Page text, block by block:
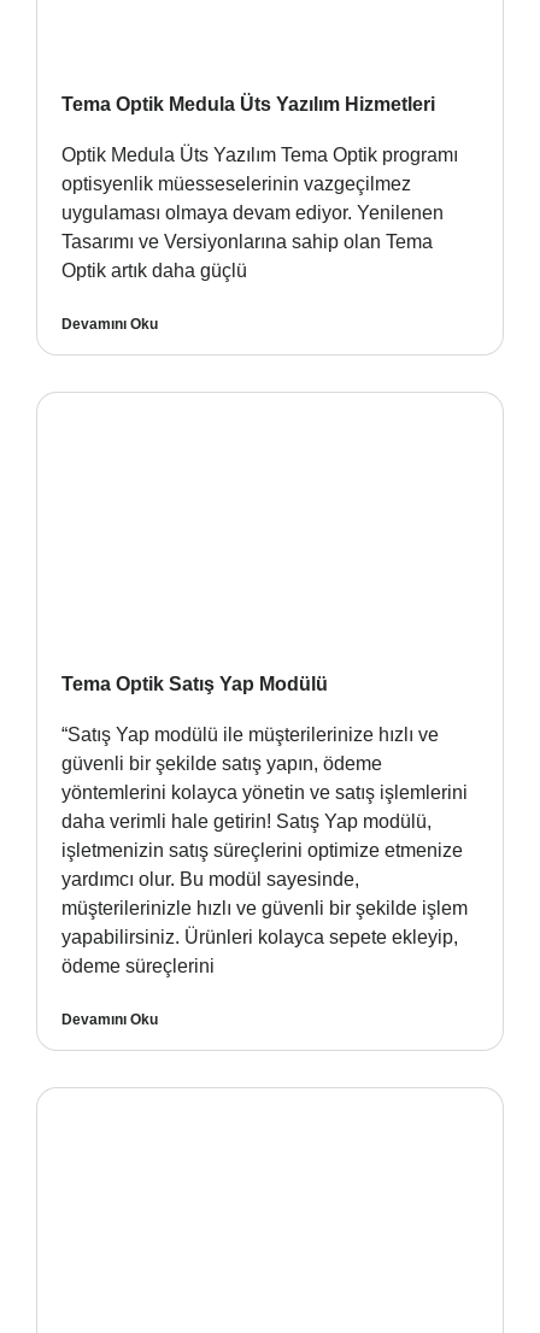
Tema Optik Medula Üts Yazılım Hizmetleri
Optik Medula Üts Yazılım Tema Optik programı
optisyenlik müesseselerinin vazgeçilmez
uygulaması olmaya devam ediyor. Yenilenen
Tasarımı ve Versiyonlarına sahip olan Tema
Optik artık daha güçlü
Devamını Oku
Tema Optik Satış Yap Modülü
“Satış Yap modülü ile müşterilerinize hızlı ve
güvenli bir şekilde satış yapın, ödeme
yöntemlerini kolayca yönetin ve satış işlemlerini
daha verimli hale getirin! Satış Yap modülü,
işletmenizin satış süreçlerini optimize etmenize
yardımcı olur. Bu modül sayesinde,
müşterilerinizle hızlı ve güvenli bir şekilde işlem
yapabilirsiniz. Ürünleri kolayca sepete ekleyip,
ödeme süreçlerini
Devamını Oku